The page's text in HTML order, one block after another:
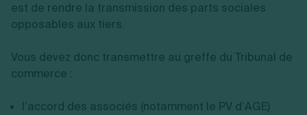
est de rendre la transmission des parts sociales
opposables aux tiers.
Vous devez donc transmettre au greffe du Tribunal de
commerce :
l’accord des associés (notamment le PV d’AGE)